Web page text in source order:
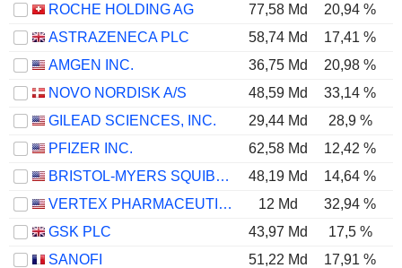
ROCHE HOLDING AG
77,58 Md 20,94 %
ASTRAZENECA PLC
58,74 Md 17,41 %
AMGEN INC.
36,75 Md 20,98 %
NOVO NORDISK A/S
48,59 Md 33,14 %
GILEAD SCIENCES, INC.
29,44 Md 28,9 %
PFIZER INC.
62,58 Md 12,42 %
BRISTOL-MYERS SQUIBB COMPANY
48,19 Md 14,64 %
VERTEX PHARMACEUTICALS INCORPORATED
12 Md 32,94 %
GSK PLC
43,97 Md 17,5 %
SANOFI
51,22 Md 17,91 %